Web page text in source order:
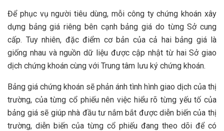
Để phục vụ người tiêu dùng, mỗi công ty chứng khoán xây
dựng bảng giá riêng bên cạnh bảng giá do từng Sở cung
cấp. Tuy nhiên, đặc điểm cơ bản của cả hai bảng giá là
giống nhau và nguồn dữ liệu được cập nhật từ hai Sở giao
dịch chứng khoán cùng với Trung tâm lưu ký chứng khoán.
Bảng giá chứng khoán sẽ phản ánh tình hình giao dịch của thị
trường, của từng cổ phiếu nên việc hiểu rõ từng yếu tố của
bảng giá sẽ giúp nhà đầu tư nắm bắt được diễn biến của thị
trường, diễn biến của từng cổ phiếu đang theo dõi để có